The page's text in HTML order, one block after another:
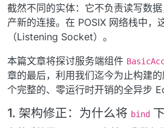
截然不同的实体：它不负责读写数
产新的连接。在 POSIX 网络栈中，
（Listening Socket）。
本篇文章将探讨服务端组件
章的最后，利用我们迄今为止构建
个完整的、零运行时开销的全异步
1. 架构修正：为什么将 bind